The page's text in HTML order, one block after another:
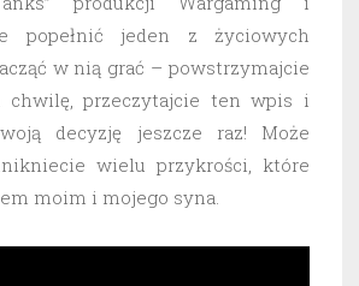
popełnić jeden z życiowych
w nią grać – powstrzymajcie
chwilę, przeczytajcie ten wpis i
decyzję jeszcze raz! Może
wielu przykrości, które
moim i mojego syna.